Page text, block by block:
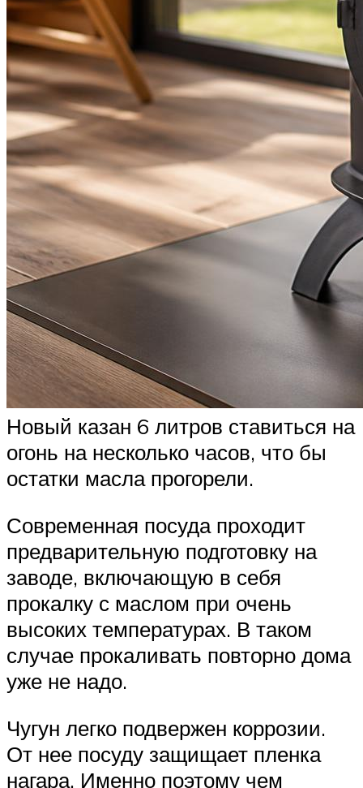
Новый казан 6 литров ставиться на
огонь на несколько часов, что бы
остатки масла прогорели.
Современная посуда проходит
предварительную подготовку на
заводе, включающую в себя
прокалку с маслом при очень
высоких температурах. В таком
случае прокаливать повторно дома
уже не надо.
Чугун легко подвержен коррозии.
От нее посуду защищает пленка
нагара. Именно поэтому чем